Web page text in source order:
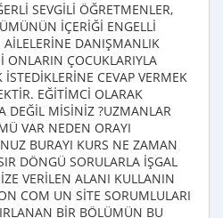
SEVGİLİ ÖĞRETMENLER,
İÇERİĞİ ENGELLİ
DANIŞMANLIK
ONLARIN ÇOCUKLARIYLA
CEVAP VERMEK
EĞİTİMCİ OLARAK
DEĞİL MİSİNİZ ?UZMANLAR
VAR NEDEN ORAYI
BURAYI KURS NE ZAMAN
DÖNGÜ SORULARLA İŞGAL
VERİLEN ALANI KULLANIN
COM UN SİTE SORUMLULARI
BİR BÖLÜMÜN BU